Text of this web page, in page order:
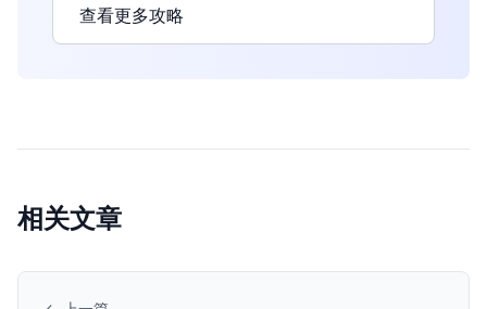
查看更多攻略
相关文章